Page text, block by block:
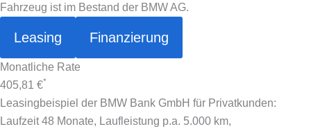
Fahrzeug ist im Bestand der BMW AG.
Leasing Finanzierung
Monatliche Rate
405,81 €*
Leasingbeispiel der BMW Bank GmbH für Privatkunden:
Laufzeit 48 Monate, Laufleistung p.a. 5.000 km,